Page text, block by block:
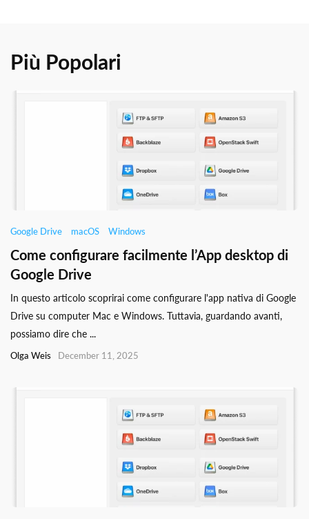
Più Popolari
Google Drive macOS Windows
Come configurare facilmente l’App desktop di
Google Drive
In questo articolo scoprirai come configurare l'app nativa di Google
Drive su computer Mac e Windows. Tuttavia, guardando avanti,
possiamo dire che ...
Olga Weis December 11, 2025